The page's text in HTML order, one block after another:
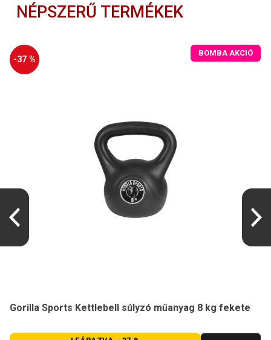
NÉPSZERŰ TERMÉKEK
-37 %
BOMBA AKCIÓ
Gorilla Sports Kettlebell súlyzó műanyag 8 kg fekete